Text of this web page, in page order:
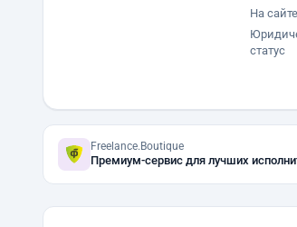
На
статус
Freelance.Boutique
Премиум-сервис для лучших